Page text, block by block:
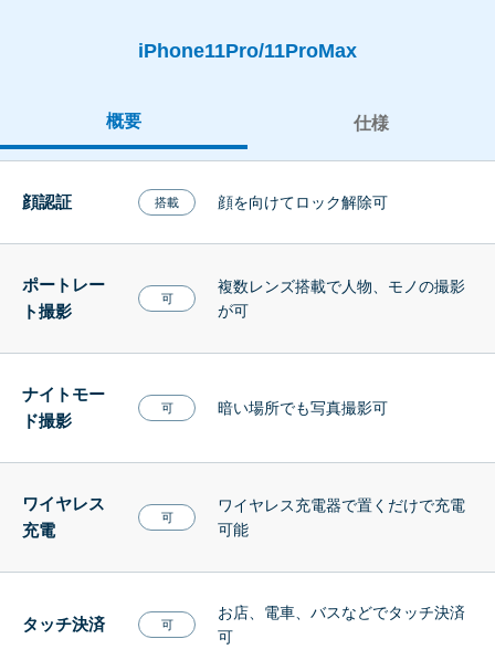
iPhone11Pro/11ProMax
概要 仕様
顔認証 搭載 顔を向けてロック解除可
ポートレー
ト撮影
可
複数レンズ搭載で人物、モノの撮影
が可
ナイトモー
ド撮影
可 暗い場所でも写真撮影可
ワイヤレス
充電
可
ワイヤレス充電器で置くだけで充電
可能
タッチ決済 可
お店、電車、バスなどでタッチ決済
可